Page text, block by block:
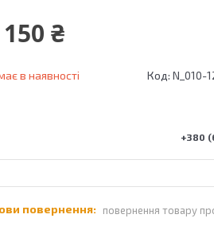
₴
в наявності Код: N_010-
+380
повернення товару